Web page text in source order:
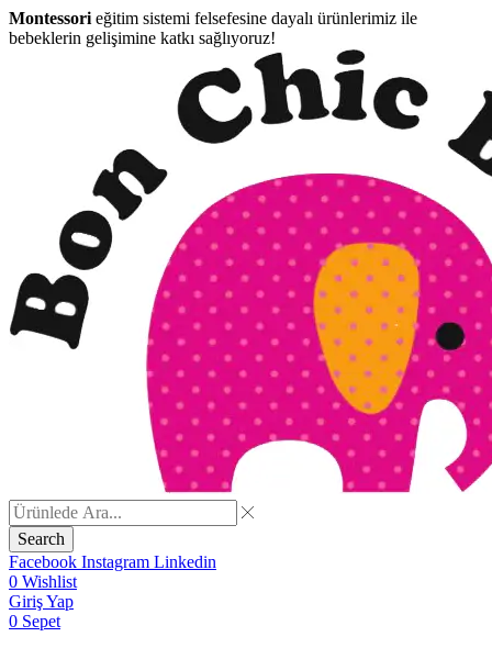
Montessori eğitim sistemi felsefesine dayalı ürünlerimiz ile
bebeklerin gelişimine katkı sağlıyoruz!
Search
Facebook Instagram Linkedin
0 Wishlist
Giriş Yap
0 Sepet